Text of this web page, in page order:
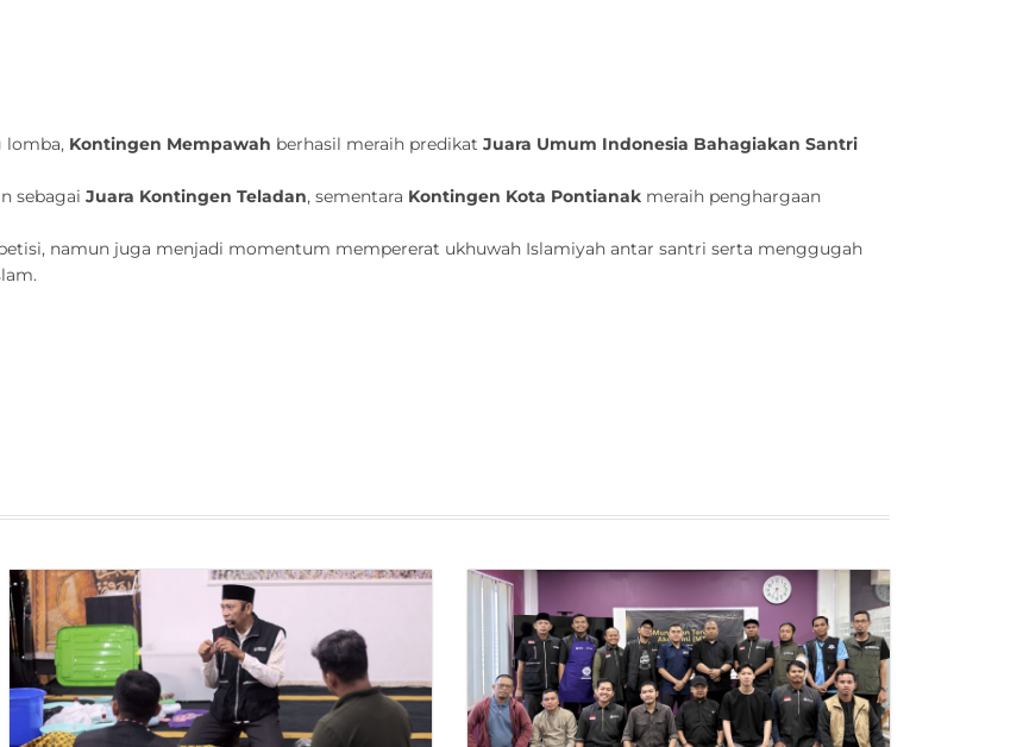
lomba, Kontingen Mempawah berhasil meraih predikat Juara Umum Indonesia Bahagiakan Santri
sebagai Juara Kontingen Teladan, sementara Kontingen Kota Pontianak meraih penghargaan
namun juga menjadi momentum mempererat ukhuwah Islamiyah antar santri serta menggugah